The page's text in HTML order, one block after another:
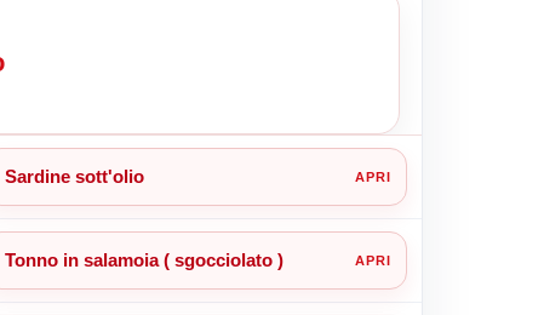
Sardine sott'olio
Tonno in salamoia ( sgocciolato )